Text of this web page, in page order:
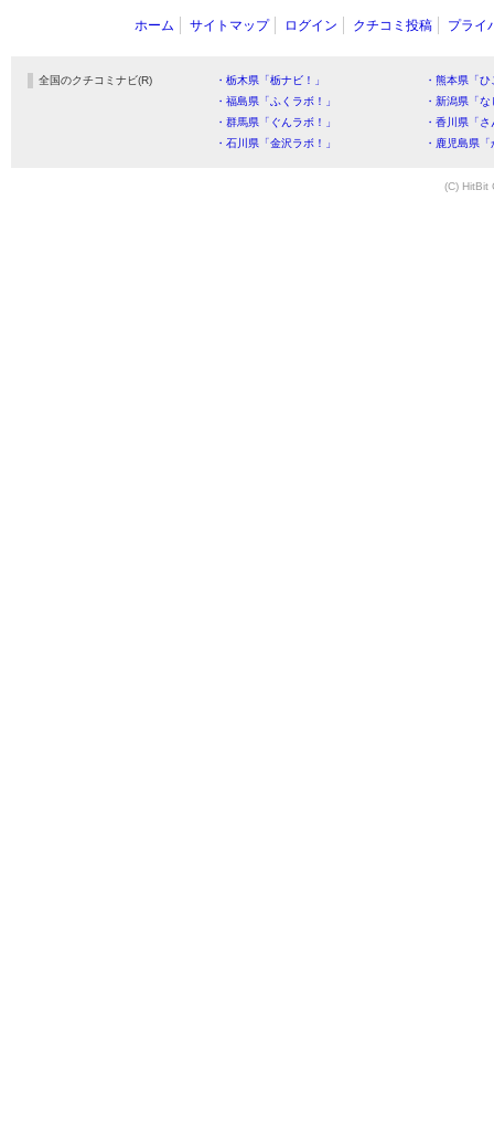
ホーム サイトマップ ログイン クチコミ投稿 プライ
全国のクチコミナビ(R) ・栃木県「栃ナビ！」
・熊本県「
・福島県「ふくラボ！」
・新潟県「
・群馬県「ぐんラボ！」
・香川県「
・石川県「金沢ラボ！」
・鹿児島県
(C) HitBit